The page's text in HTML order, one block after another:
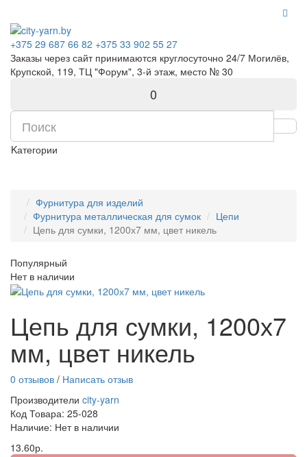
+375 29 687 66 82 +375 33 902 55 27
Заказы через сайт принимаются круглосуточно 24/7 Могилёв,
Крупской, 119, ТЦ "Форум", 3-й этаж, место № 30
0
Kатегории
Фурнитура для изделий
Фурнитура металлическая для сумок
Цепи
Цепь для сумки, 1200х7 мм, цвет никель
Популярный
Нет в наличии
Цепь для сумки, 1200х7
мм, цвет никель
0 отзывов / Написать отзыв
Производители city-yarn
Код Товара: 25-028
Наличие: Нет в наличии
13.60р.